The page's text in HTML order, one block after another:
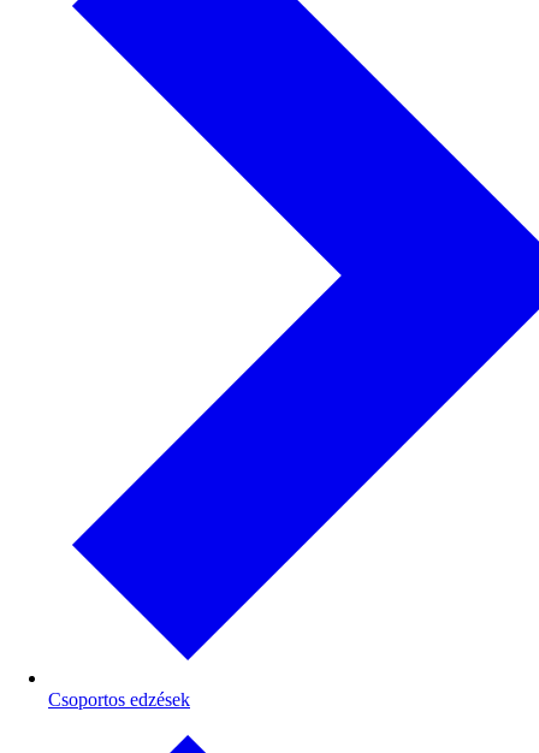
Csoportos edzések